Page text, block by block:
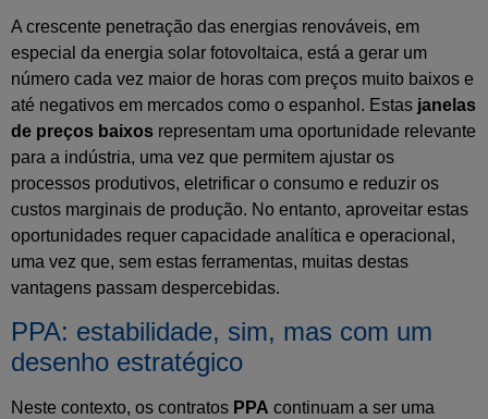
A crescente penetração das energias renováveis, em
especial da energia solar fotovoltaica, está a gerar um
número cada vez maior de horas com preços muito baixos e
até negativos em mercados como o espanhol. Estas janelas
de preços baixos representam uma oportunidade relevante
para a indústria, uma vez que permitem ajustar os
processos produtivos, eletrificar o consumo e reduzir os
custos marginais de produção. No entanto, aproveitar estas
oportunidades requer capacidade analítica e operacional,
uma vez que, sem estas ferramentas, muitas destas
vantagens passam despercebidas.
PPA: estabilidade, sim, mas com um
desenho estratégico
Neste contexto, os contratos PPA continuam a ser uma